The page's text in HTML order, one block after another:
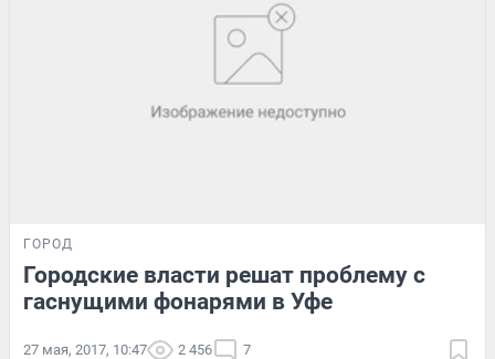
ГОРОД
Городские власти решат проблему с
гаснущими фонарями в Уфе
27 мая, 2017, 10:47 2 456 7